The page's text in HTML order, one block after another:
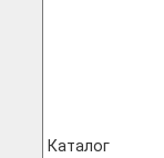
Каталог